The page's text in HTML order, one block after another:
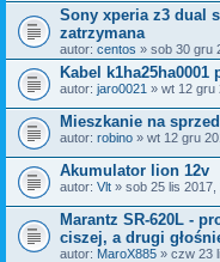
Sony xperia z3 dual
zatrzymana
autor: centos » sob 30 gru
Kabel
autor: jaro0021 » wt 12 gru
Mieszkanie na
autor: robino » wt 12 gru
Akumulator lion 12v
autor: Vlt » sob 25 lis 2017,
Marantz SR-620L -
ciszej, a drugi
autor: MaroX885 » czw 23